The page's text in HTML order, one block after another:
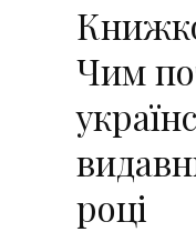
Чим
році